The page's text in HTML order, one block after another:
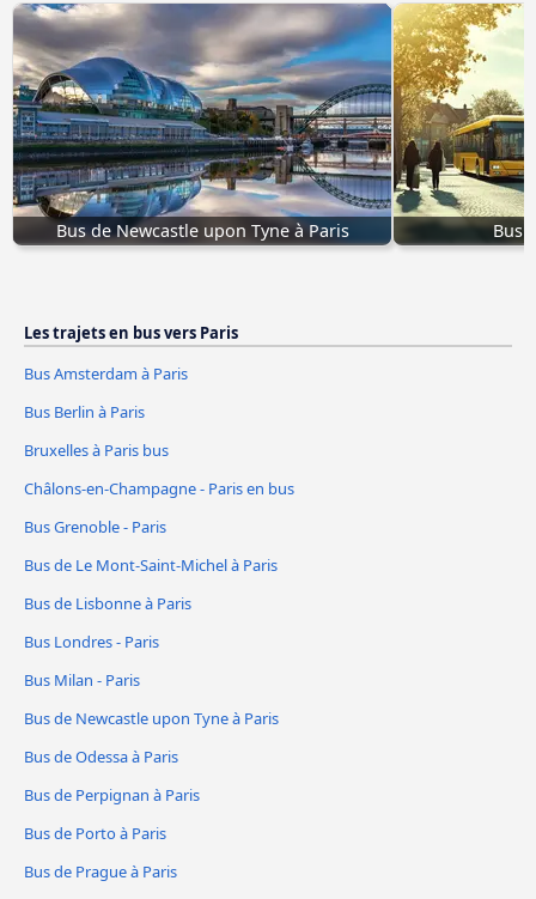
Bus de Newcastle upon Tyne à Paris Bus
Les trajets en bus vers Paris
Bus Amsterdam à Paris
Bus Berlin à Paris
Bruxelles à Paris bus
Châlons-en-Champagne - Paris en bus
Bus Grenoble - Paris
Bus de Le Mont-Saint-Michel à Paris
Bus de Lisbonne à Paris
Bus Londres - Paris
Bus Milan - Paris
Bus de Newcastle upon Tyne à Paris
Bus de Odessa à Paris
Bus de Perpignan à Paris
Bus de Porto à Paris
Bus de Prague à Paris